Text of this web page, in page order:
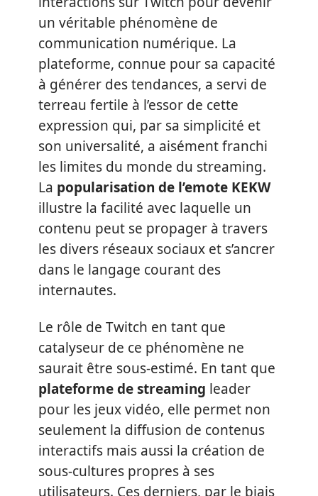
un véritable phénomène de
communication numérique. La
plateforme, connue pour sa capacité
à générer des tendances, a servi de
terreau fertile à l’essor de cette
expression qui, par sa simplicité et
son universalité, a aisément franchi
les limites du monde du streaming.
La popularisation de l’emote KEKW
illustre la facilité avec laquelle un
contenu peut se propager à travers
les divers réseaux sociaux et s’ancrer
dans le langage courant des
internautes.
Le rôle de Twitch en tant que
catalyseur de ce phénomène ne
saurait être sous-estimé. En tant que
plateforme de streaming leader
pour les jeux vidéo, elle permet non
seulement la diffusion de contenus
interactifs mais aussi la création de
sous-cultures propres à ses
utilisateurs. Ces derniers, par le biais